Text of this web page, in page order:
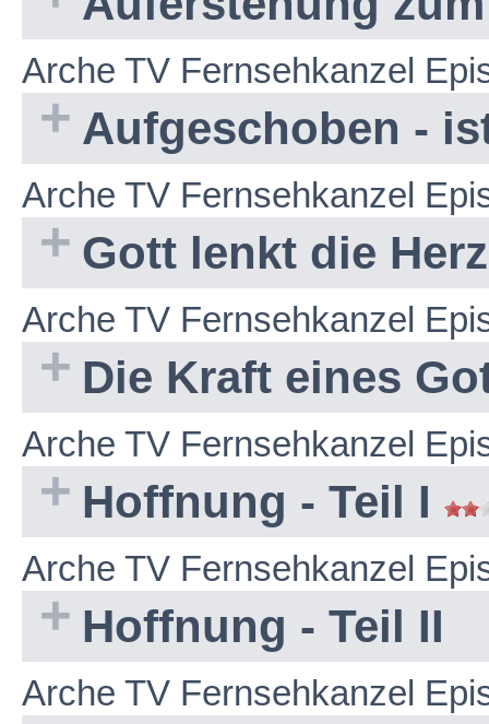
Arche TV Fernsehkanzel
Aufgeschoben -
Arche TV Fernsehkanzel
Gott lenkt die
Arche TV Fernsehkanzel
Die Kraft eines
Arche TV Fernsehkanzel
Hoffnung - Teil I
Arche TV Fernsehkanzel
Hoffnung - Teil II
Arche TV Fernsehkanzel